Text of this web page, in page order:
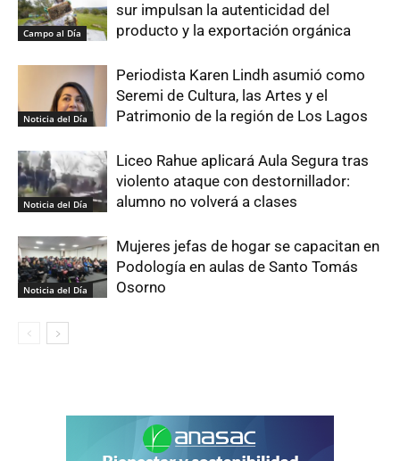
Campo al Día
sur impulsan la autenticidad del
producto y la exportación orgánica
Noticia del Día
Periodista Karen Lindh asumió como
Seremi de Cultura, las Artes y el
Patrimonio de la región de Los Lagos
Noticia del Día
Liceo Rahue aplicará Aula Segura tras
violento ataque con destornillador:
alumno no volverá a clases
Noticia del Día
Mujeres jefas de hogar se capacitan en
Podología en aulas de Santo Tomás
Osorno